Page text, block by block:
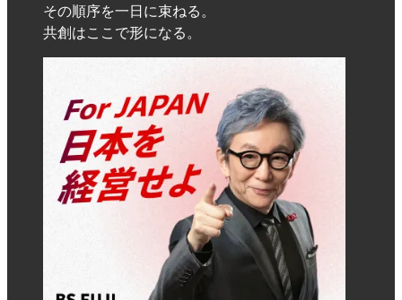
その順序を一日に束ねる。
共創はここで形になる。